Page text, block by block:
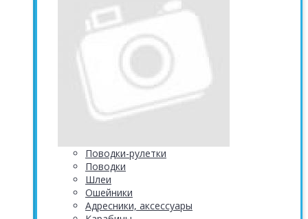
Поводки-рулетки
Поводки
Шлеи
Ошейники
Адресники, аксессуары